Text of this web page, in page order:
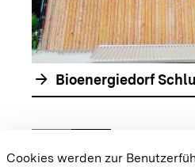
arrow_forward Bioenergiedorf
Zur vorhergehenden
chevron_rightZur nächsten
Cookies werden zur